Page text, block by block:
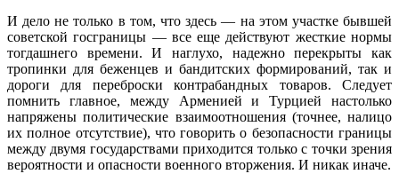
И дело не только в том, что здесь — на этом участке бывшей
советской госграницы — все еще действуют жесткие нормы
тогдашнего времени. И наглухо, надежно перекрыты как
тропинки для беженцев и бандитских формирований, так и
дороги для переброски контрабандных товаров. Следует
помнить главное, между Арменией и Турцией настолько
напряжены политические взаимоотношения (точнее, налицо
их полное отсутствие), что говорить о безопасности границы
между двумя государствами приходится только с точки зрения
вероятности и опасности военного вторжения. И никак иначе.